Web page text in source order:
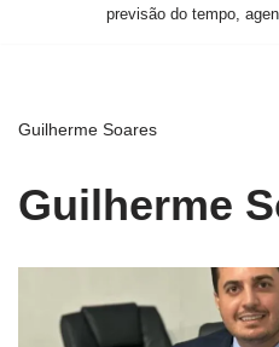
previsão do tempo,
Guilherme Soares
Guilherme